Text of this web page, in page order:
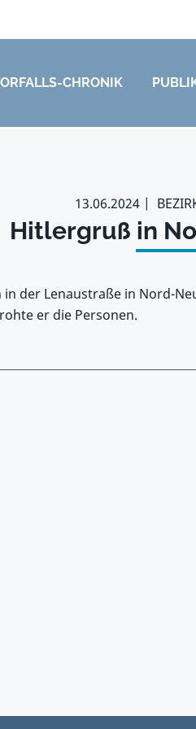
CHRONIK
13.06.2024
Hitlergruß in
in der Lenaustraße in Nord-
er die Personen.